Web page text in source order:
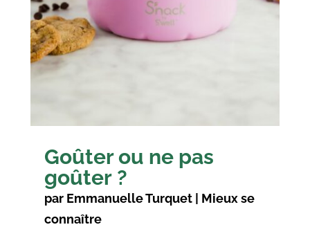
Goûter ou ne pas
goûter ?
par Emmanuelle Turquet| Mieux se
connaître